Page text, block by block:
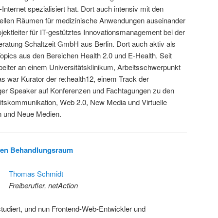
spezialisiert hat. Dort auch intensiv mit den
Räumen für medizinische Anwendungen auseinander
für IT-gestütztes Innovationsmanagement bei der
Schaltzeit GmbH aus Berlin. Dort auch aktiv als
aus den Bereichen Health 2.0 und E-Health. Seit
an einem Universitätsklinikum, Arbeitsschwerpunkt
war Kurator der re:health12, einem Track der
Speaker auf Konferenzen und Fachtagungen zu den
Web 2.0, New Media und Virtuelle
und Neue Medien.
Behandlungsraum
Thomas Schmidt
Freiberufler, netAction
und nun Frontend-Web-Entwickler und